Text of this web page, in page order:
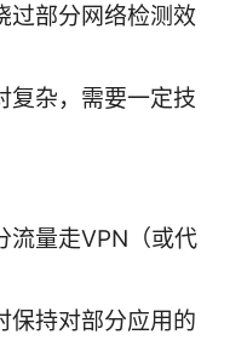
过部分网络检测效
复杂，需要一定技
流量走VPN（或代
保持对部分应用的